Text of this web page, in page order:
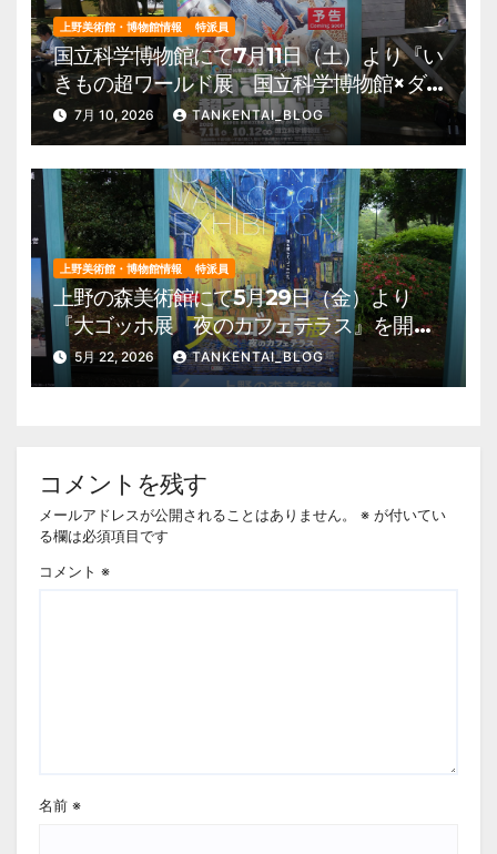
上野美術館・博物館情報 特派員
国立科学博物館にて7月11日（土）より『い
きもの超ワールド展 国立科学博物館×ダ
ーウィンが来た！』を開催。 上野公園
美術館・博物館 混雑情報他
7月 10, 2026 TANKENTAI_BLOG
上野美術館・博物館情報 特派員
上野の森美術館にて5月29日（金）より
『大ゴッホ展 夜のカフェテラス』を開
催。 上野公園 美術館・博物館 混雑情
報他
5月 22, 2026 TANKENTAI_BLOG
コメントを残す
メールアドレスが公開されることはありません。 ※ が付いてい
る欄は必須項目です
コメント ※
名前 ※